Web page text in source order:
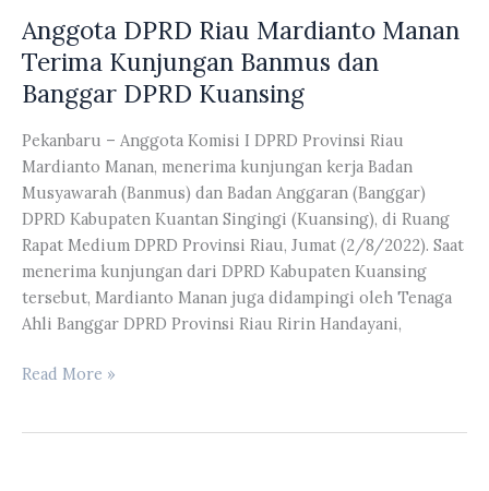
Riau
Melakukan
ke
Kantor
Bupati
Kampar
Anggota DPRD Riau Mardianto Manan
Terima Kunjungan Banmus dan
Banggar DPRD Kuansing
Pekanbaru – Anggota Komisi I DPRD Provinsi Riau
Mardianto Manan, menerima kunjungan kerja Badan
Musyawarah (Banmus) dan Badan Anggaran (Banggar)
DPRD Kabupaten Kuantan Singingi (Kuansing), di Ruang
Rapat Medium DPRD Provinsi Riau, Jumat (2/8/2022). Saat
menerima kunjungan dari DPRD Kabupaten Kuansing
tersebut, Mardianto Manan juga didampingi oleh Tenaga
Ahli Banggar DPRD Provinsi Riau Ririn Handayani,
Anggota
Read More »